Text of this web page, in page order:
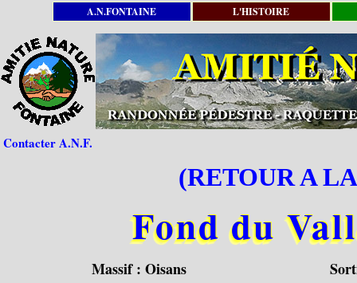
A.N.FONTAINE L'HISTOIRE
Contacter A.N.F.
(RETOUR A
Fond du
Massif :Oisans